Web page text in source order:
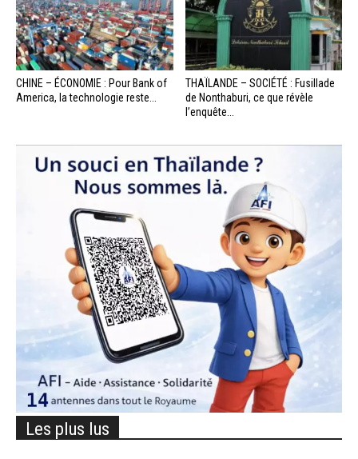
CHINE – ÉCONOMIE : Pour Bank of
America, la technologie reste...
THAÏLANDE – SOCIÉTÉ : Fusillade
de Nonthaburi, ce que révèle
l’enquête...
Les plus lus